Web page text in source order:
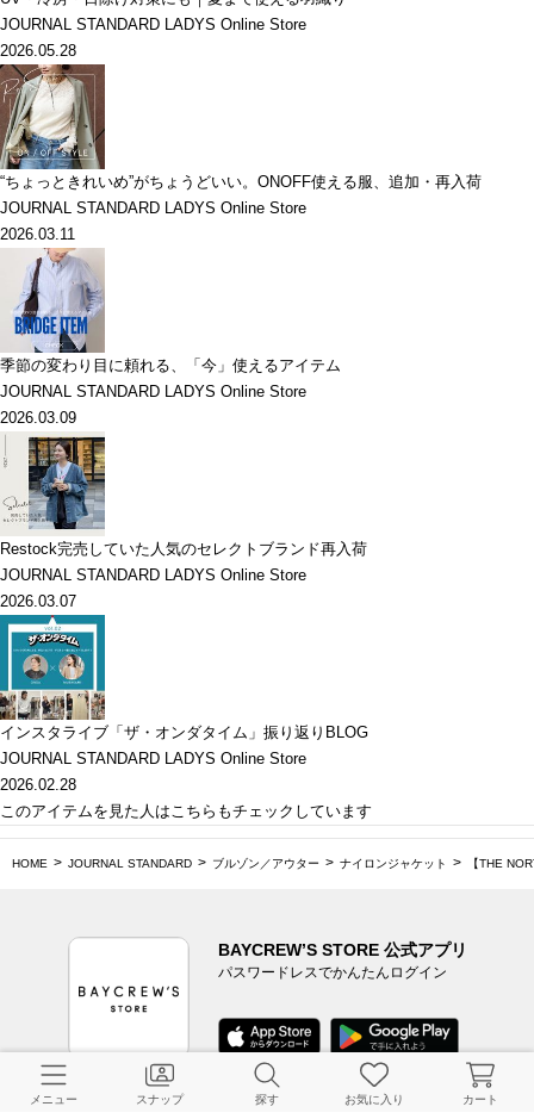
JOURNAL STANDARD LADYS Online Store
2026.05.28
“ちょっときれいめ”がちょうどいい。ONOFF使える服、追加・再入荷
JOURNAL STANDARD LADYS Online Store
2026.03.11
季節の変わり目に頼れる、「今」使えるアイテム
JOURNAL STANDARD LADYS Online Store
2026.03.09
Restock完売していた人気のセレクトブランド再入荷
JOURNAL STANDARD LADYS Online Store
2026.03.07
インスタライブ「ザ・オンダタイム」振り返りBLOG
JOURNAL STANDARD LADYS Online Store
2026.02.28
このアイテムを見た人はこちらもチェックしています
HOME JOURNAL STANDARD ブルゾン／アウター ナイロンジャケット 【THE
BAYCREW’S STORE 公式アプリ
パスワードレスでかんたんログイン
CUSTOMER SERVICE
メニュー スナップ 探す お気に入り カート